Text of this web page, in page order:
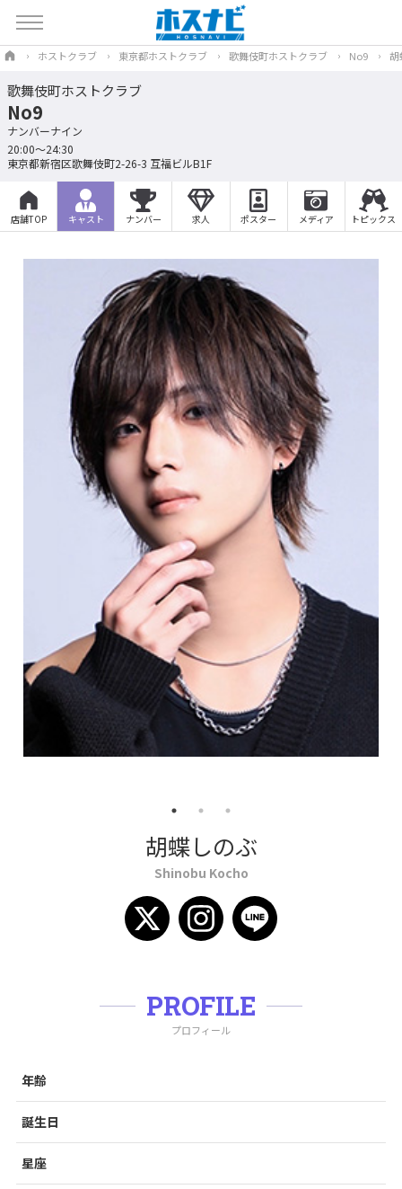
ホストクラブ 東京都ホストクラブ 歌舞伎町ホストクラブ No9 胡
歌舞伎町ホストクラブ
No9
ナンバーナイン
20:00～24:30
東京都新宿区歌舞伎町2-26-3 互福ビルB1F
店舗TOP キャスト ナンバー 求人 ポスター メディア トピックス
胡蝶しのぶ
Shinobu Kocho
PROFILE
プロフィール
年齢
誕生日
星座